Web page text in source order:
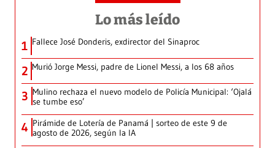
Lo más leído
1 Fallece José Donderis, exdirector del Sinaproc
2 Murió Jorge Messi, padre de Lionel Messi, a los 68 años
3 Mulino rechaza el nuevo modelo de Policía Municipal: ‘Ojalá
se tumbe eso’
4 Pirámide de Lotería de Panamá | sorteo de este 9 de
agosto de 2026, según la IA